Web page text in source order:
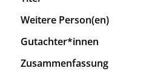
Weitere Person(en)
Gutachter*innen
Zusammenfassung